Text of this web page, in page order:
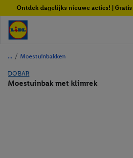
Ontdek dagelijks nieuwe acties! |
/ Moestuinbakken
DOBAR
Moestuinbak met klimrek